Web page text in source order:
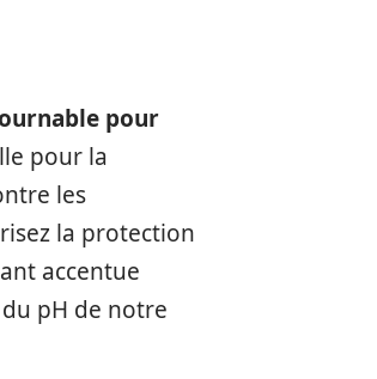
pour
pour la
les
la protection
accentue
pH de notre